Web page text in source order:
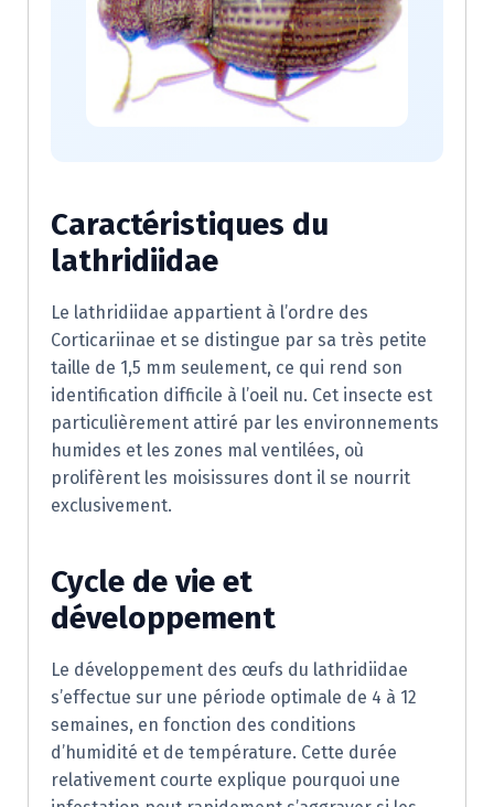
Caractéristiques du
lathridiidae
Le lathridiidae appartient à l’ordre des
Corticariinae et se distingue par sa très petite
taille de 1,5 mm seulement, ce qui rend son
identification difficile à l’oeil nu. Cet insecte est
particulièrement attiré par les environnements
humides et les zones mal ventilées, où
prolifèrent les moisissures dont il se nourrit
exclusivement.
Cycle de vie et
développement
Le développement des œufs du lathridiidae
s’effectue sur une période optimale de 4 à 12
semaines, en fonction des conditions
d’humidité et de température. Cette durée
relativement courte explique pourquoi une